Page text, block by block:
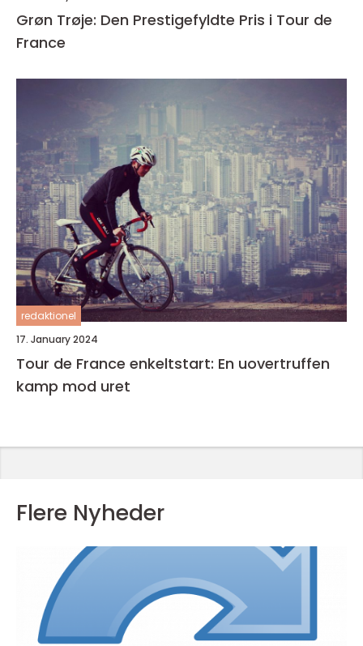
Grøn Trøje: Den Prestigefyldte Pris i Tour de
France
redaktionel
17. January 2024
Tour de France enkeltstart: En uovertruffen
kamp mod uret
Flere Nyheder